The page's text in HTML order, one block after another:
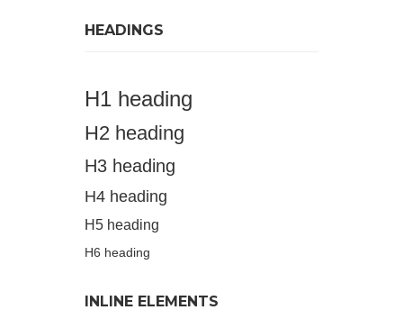
HEADINGS
H1 heading
H2 heading
H3 heading
H4 heading
H5 heading
H6 heading
INLINE ELEMENTS